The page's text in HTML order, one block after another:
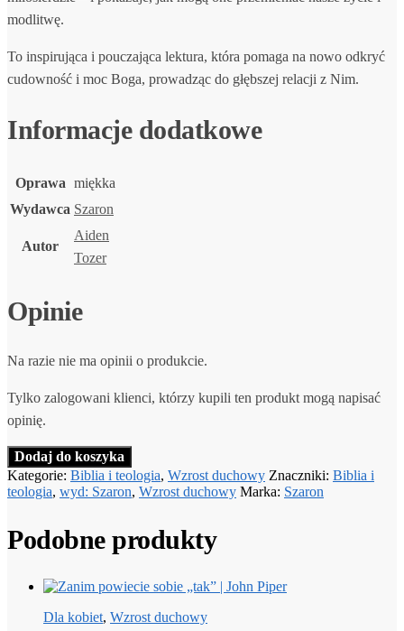
modlitwę.
To inspirująca i pouczająca lektura, która pomaga na nowo odkryć
cudowność i moc Boga, prowadząc do głębszej relacji z Nim.
Informacje dodatkowe
Oprawa miękka
Wydawca Szaron
Autor
Aiden
Tozer
Opinie
Na razie nie ma opinii o produkcie.
Tylko zalogowani klienci, którzy kupili ten produkt mogą napisać
opinię.
Dodaj do koszyka
Kategorie: Biblia i teologia, Wzrost duchowy Znaczniki: Biblia i
teologia, wyd: Szaron, Wzrost duchowy Marka: Szaron
Podobne produkty
Dla kobiet, Wzrost duchowy